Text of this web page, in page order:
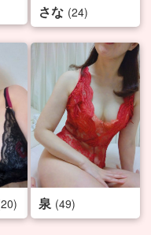
さな (24)
泉 (49)